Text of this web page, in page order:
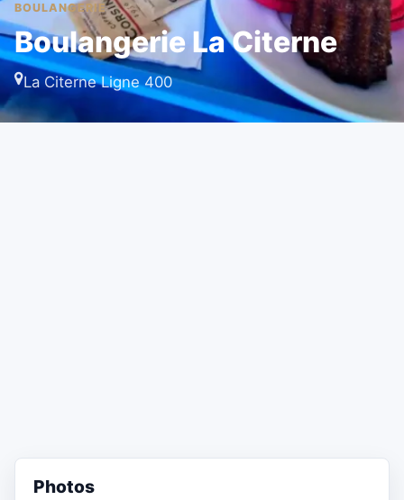
BOULANGERIE
Boulangerie La Citerne
La Citerne Ligne 400
Photos